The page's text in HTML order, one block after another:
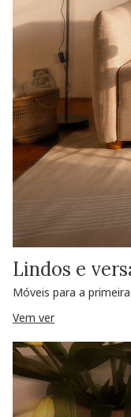
Lindos e
Móveis para a
Vem ver